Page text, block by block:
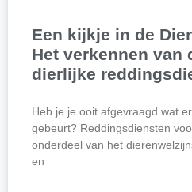
Een kijkje in de
Het verkennen van
dierlijke
Heb je je ooit afgevraagd wat
gebeurt? Reddingsdiensten
onderdeel van het
en